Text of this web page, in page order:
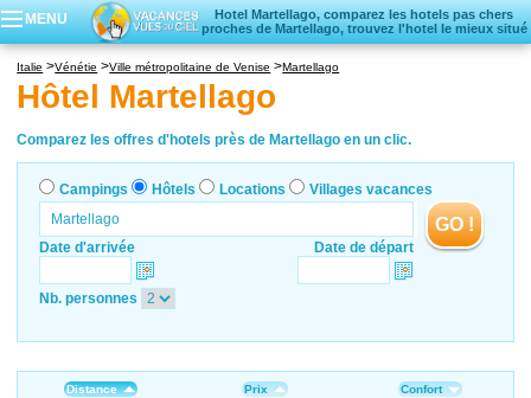
MENU
Hotel Martellago, comparez les hotels pas chers
proches de Martellago, trouvez l'hotel le mieux situé
Locations vacances
Villages vacances
Italie Vénétie Ville métropolitaine de Venise Martellago
Hôtel Martellago
Comparez les offres d'hotels près de Martellago en un clic.
Campings Hôtels Locations Villages vacances
Date d'arrivée Date de départ
GO !
Nb. personnes
Distance Prix Confort